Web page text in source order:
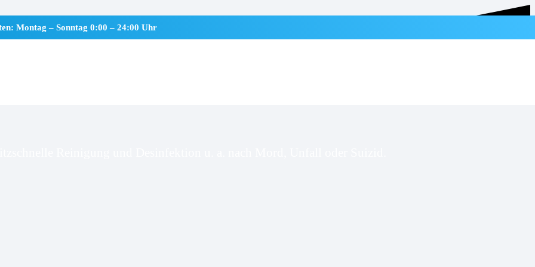
Montag – Sonntag 0:00 – 24:00 Uhr
Reinigung und Desinfektion u. a. nach Mord, Unfall oder Suizid.